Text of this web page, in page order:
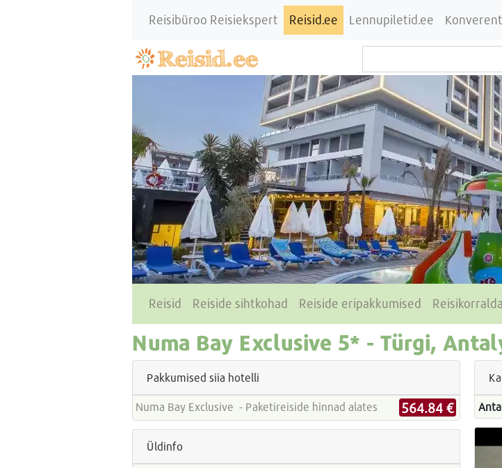
Reisibüroo Reisiekspert Reisid.ee Lennupiletid.ee
Reisid Reiside sihtkohad Reiside eripakkumised
Numa Bay Exclusive 5* - Türgi,
Pakkumised siia hotelli
Numa Bay Exclusive - Paketireiside hinnad alates 564.84 €
Üldinfo